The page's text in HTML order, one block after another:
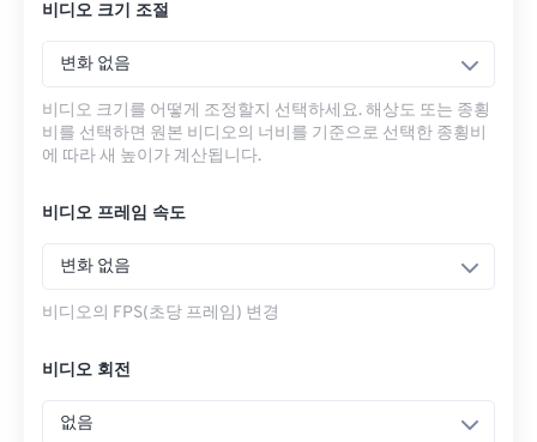
비디오 크기 조절
변화 없음
비디오 크기를 어떻게 조정할지 선택하세요. 해상도 또는 종횡
비를 선택하면 원본 비디오의 너비를 기준으로 선택한 종횡비
에 따라 새 높이가 계산됩니다.
비디오 프레임 속도
변화 없음
비디오의 FPS(초당 프레임) 변경
비디오 회전
없음